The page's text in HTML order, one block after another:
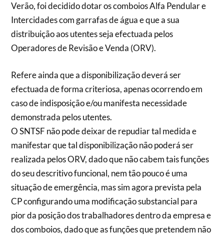
Verão, foi decidido dotar os comboios Alfa Pendular e
Intercidades com garrafas de água e que a sua
distribuição aos utentes seja efectuada pelos
Operadores de Revisão e Venda (ORV).
Refere ainda que a disponibilização deverá ser
efectuada de forma criteriosa, apenas ocorrendo em
caso de indisposição e/ou manifesta necessidade
demonstrada pelos utentes.
O SNTSF não pode deixar de repudiar tal medida e
manifestar que tal disponibilização não poderá ser
realizada pelos ORV, dado que não cabem tais funções
do seu descritivo funcional, nem tão pouco é uma
situação de emergência, mas sim agora prevista pela
CP configurando uma modificação substancial para
pior da posição dos trabalhadores dentro da empresa e
dos comboios, dado que as funções que pretendem não